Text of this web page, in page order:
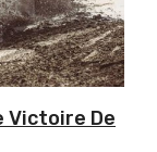
Victoire De